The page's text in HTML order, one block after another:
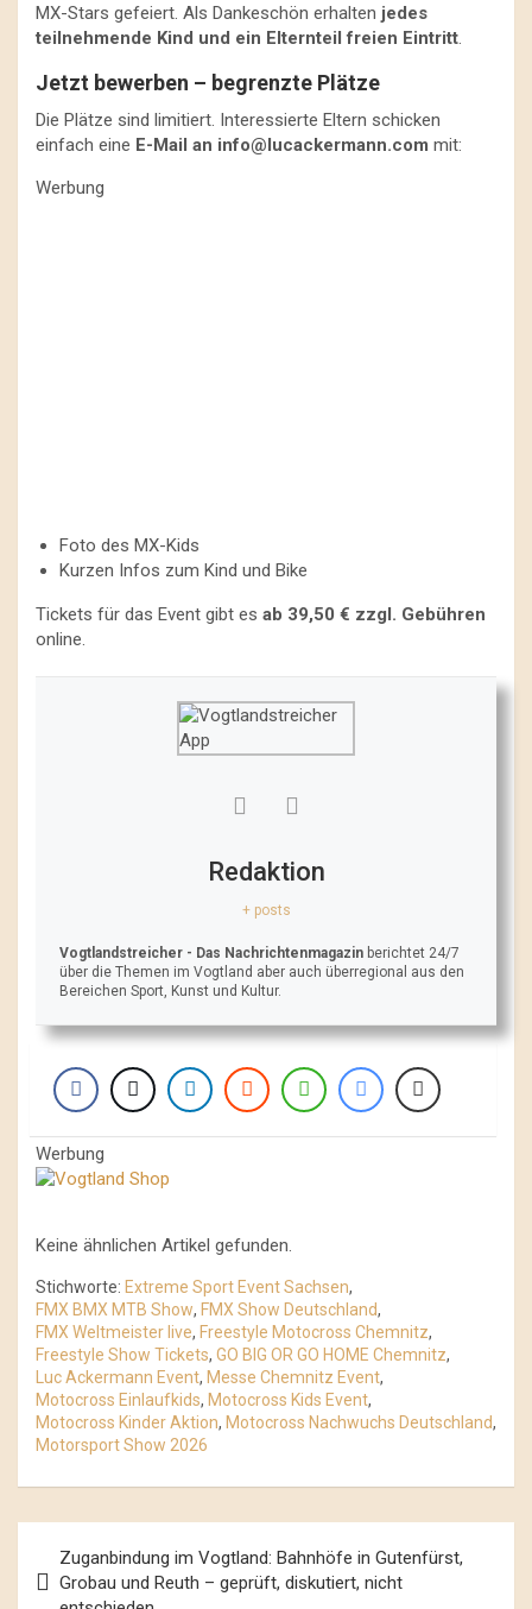
MX-Stars gefeiert. Als Dankeschön erhalten jedes
teilnehmende Kind und ein Elternteil freien Eintritt.
Jetzt bewerben – begrenzte Plätze
Die Plätze sind limitiert. Interessierte Eltern schicken
einfach eine E-Mail an info@lucackermann.com mit:
Werbung
Foto des MX-Kids
Kurzen Infos zum Kind und Bike
Tickets für das Event gibt es ab 39,50 € zzgl. Gebühren
online.
Redaktion
+ posts
Vogtlandstreicher - Das Nachrichtenmagazin berichtet 24/7
über die Themen im Vogtland aber auch überregional aus den
Bereichen Sport, Kunst und Kultur.
Werbung
Keine ähnlichen Artikel gefunden.
Stichworte: Extreme Sport Event Sachsen,
FMX BMX MTB Show, FMX Show Deutschland,
FMX Weltmeister live, Freestyle Motocross Chemnitz,
Freestyle Show Tickets, GO BIG OR GO HOME Chemnitz,
Luc Ackermann Event, Messe Chemnitz Event,
Motocross Einlaufkids, Motocross Kids Event,
Motocross Kinder Aktion, Motocross Nachwuchs Deutschland,
Motorsport Show 2026
Navigation
Zuganbindung im Vogtland: Bahnhöfe in Gutenfürst,
Grobau und Reuth – geprüft, diskutiert, nicht